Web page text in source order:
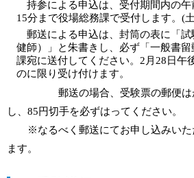
持参による申込は、受付期間内の午
15分まで役場総務課で受付します。(
郵送による申込は、封筒の表に「
健師）」と朱書きし、必ず「一般書
課宛に送付してください。2月28日午
のに限り受け付けます。
郵送の場合、受験票の郵便はが
し、85円切手を必ずはってください。
※なるべく郵送にてお申し込みいた
ます。